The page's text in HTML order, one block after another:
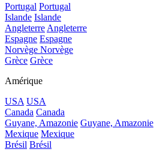
Portugal Portugal
Islande Islande
Angleterre Angleterre
Espagne Espagne
Norvège Norvège
Grèce Grèce
Amérique
USA USA
Canada Canada
Guyane, Amazonie Guyane, Amazonie
Mexique Mexique
Brésil Brésil